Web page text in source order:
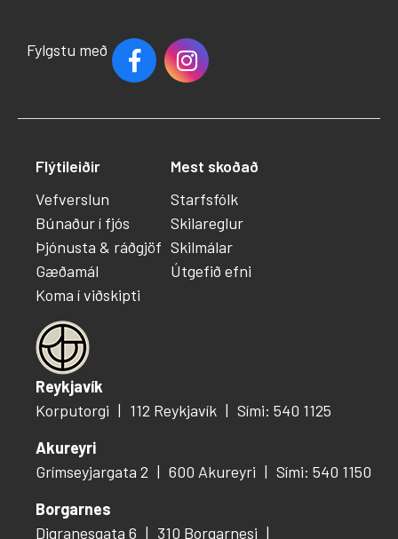
Fylgstu með
Reykjavík
Korputorgi
112 Reykjavík
Sími: 540 1125
Akureyri
Grímseyjargata 2
600 Akureyri
Sími: 540 1150
Borgarnes
Digranesgata 6
310 Borgarnesi
Flýtileiðir
Vefverslun
Búnaður í fjós
Þjónusta & ráðgjöf
Gæðamál
Koma í viðskipti
Mest skoðað
Starfsfólk
Skilareglur
Skilmálar
Útgefið efni